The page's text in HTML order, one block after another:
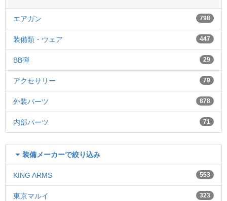
エアガン 798
装備類・ウェア 447
BB弾 29
アクセサリー 79
外装パーツ 878
内部パーツ 71
装備メーカーで絞り込み
KING ARMS 553
東京マルイ 323